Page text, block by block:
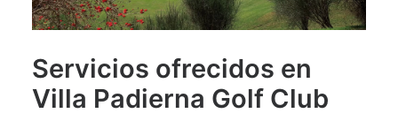
Servicios ofrecidos en
Villa Padierna Golf Club